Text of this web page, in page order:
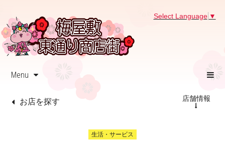
Select Language ▼
Menu
お店を探す 店舗情報
生活・サービス